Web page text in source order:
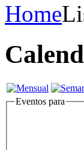
Home
Eventos para